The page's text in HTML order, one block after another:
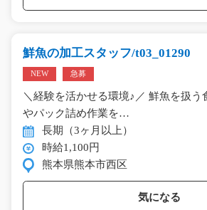
鮮魚の加工スタッフ/t03_01290
NEW 急募
＼経験を活かせる環境♪／ 鮮魚を扱う
やパック詰め作業を…
長期（3ヶ月以上）
時給1,100円
熊本県熊本市西区
気になる